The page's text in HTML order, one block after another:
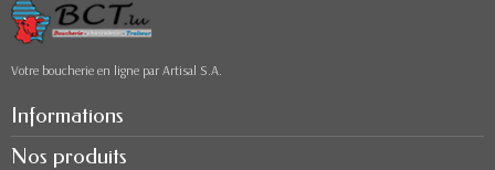
Votre boucherie en ligne par Artisal S.A.
Informations
Nos produits